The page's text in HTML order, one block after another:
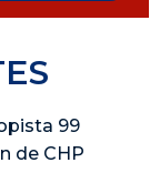
99
de CHP